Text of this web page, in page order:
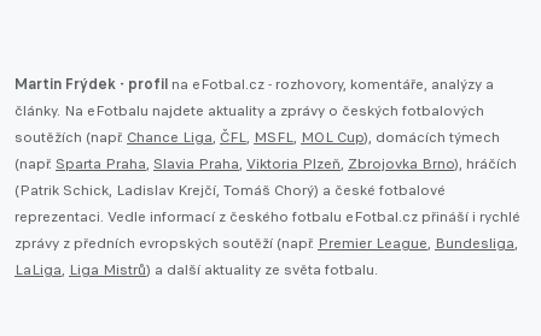
Martin Frýdek - profil na eFotbal.cz - rozhovory, komentáře, analýzy a
články. Na eFotbalu najdete aktuality a zprávy o českých fotbalových
soutěžích (např. Chance Liga, ČFL, MSFL, MOL Cup), domácích týmech
(např. Sparta Praha, Slavia Praha, Viktoria Plzeň, Zbrojovka Brno), hráčích
(Patrik Schick, Ladislav Krejčí, Tomáš Chorý) a české fotbalové
reprezentaci. Vedle informací z českého fotbalu eFotbal.cz přináší i rychlé
zprávy z předních evropských soutěží (např. Premier League, Bundesliga,
LaLiga, Liga Mistrů) a další aktuality ze světa fotbalu.